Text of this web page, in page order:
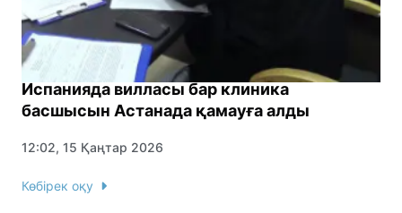
Испанияда вилласы бар клиника
басшысын Астанада қамауға алды
12:02, 15 Қаңтар 2026
Көбірек оқу